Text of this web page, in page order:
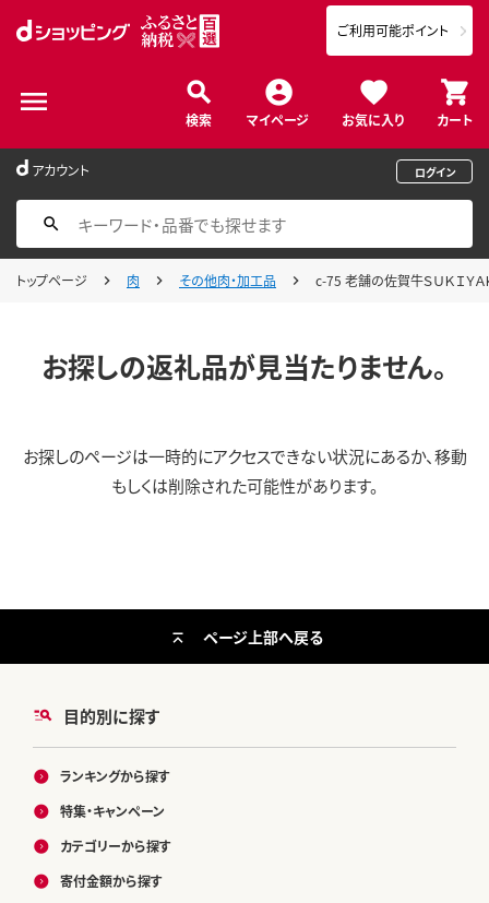
検索 マイページ お気に入り カート
ご利用可能ポイント
アカウント ログイン
トップページ 肉 その他肉・加工品 c-75 老舗の佐賀牛ＳＵＫＩＹＡ
お探しの返礼品が見当たりません。
お探しのページは一時的にアクセスできない状況にあるか、移動
もしくは削除された可能性があります。
目的別に探す
ランキングから探す
特集・キャンペーン
カテゴリーから探す
寄付金額から探す
ページ上部へ戻る